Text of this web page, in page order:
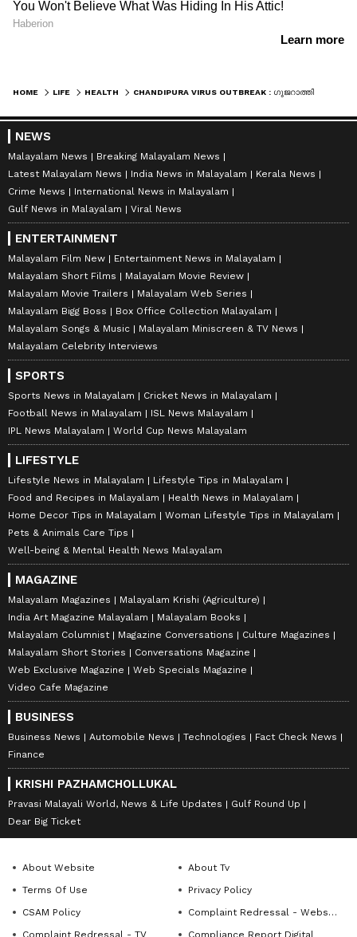
HOME LIFE HEALTH
NEWS
Malayalam News
Breaking Malayalam News
Latest Malayalam News
India News in Malayalam
Kerala News
Crime News
International News in Malayalam
Gulf News in Malayalam
Viral News
ENTERTAINMENT
Malayalam Film New
Entertainment News in Malayalam
Malayalam Short Films
Malayalam Movie Review
Malayalam Movie Trailers
Malayalam Web Series
Malayalam Bigg Boss
Box Office Collection Malayalam
Malayalam Songs & Music
Malayalam Miniscreen & TV News
Malayalam Celebrity Interviews
SPORTS
Sports News in Malayalam
Cricket News in Malayalam
Football News in Malayalam
ISL News Malayalam
IPL News Malayalam
World Cup News Malayalam
LIFESTYLE
Lifestyle News in Malayalam
Lifestyle Tips in Malayalam
Food and Recipes in Malayalam
Health News in Malayalam
Home Decor Tips in Malayalam
Woman Lifestyle Tips in Malayalam
Pets & Animals Care Tips
Well-being & Mental Health News Malayalam
MAGAZINE
Malayalam Magazines
Malayalam Krishi (Agriculture)
India Art Magazine Malayalam
Malayalam Books
Malayalam Columnist
Magazine Conversations
Culture Magazines
Malayalam Short Stories
Conversations Magazine
Web Exclusive Magazine
Web Specials Magazine
Video Cafe Magazine
BUSINESS
Business News Automobile News Technologies
Fact Check News
Finance
KRISHI PAZHAMCHOLLUKAL
Pravasi Malayali World, News & Life Updates
Gulf Round Up
Dear Big Ticket
About Website
About Tv
Terms Of Use
Privacy Policy
CSAM Policy
Complaint Redressal - Website
Complaint Redressal - TV
Compliance Report Digital